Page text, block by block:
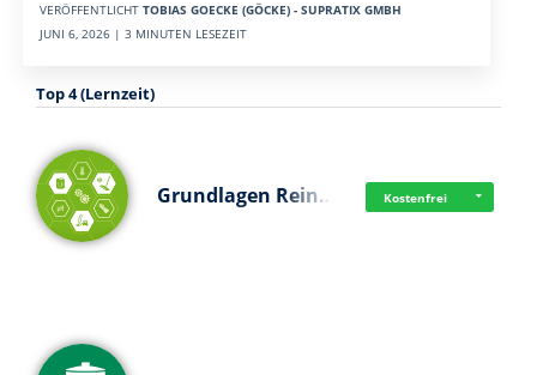
VERÖFFENTLICHT TOBIAS GOECKE (GÖCKE) - SUPRATIX GMBH
JUNI 6, 2026 | 3 MINUTEN LESEZEIT
Top 4 (Lernzeit)
Grundlagen Rein… Kostenfrei